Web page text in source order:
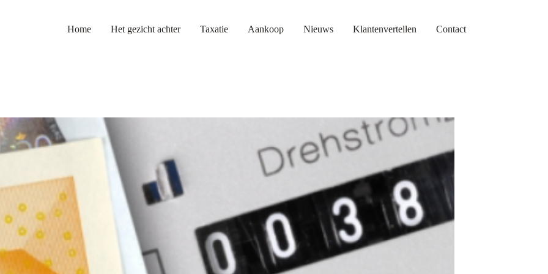
Home Het gezicht achter Taxatie Aankoop Nieuws Klantenvertellen Contact